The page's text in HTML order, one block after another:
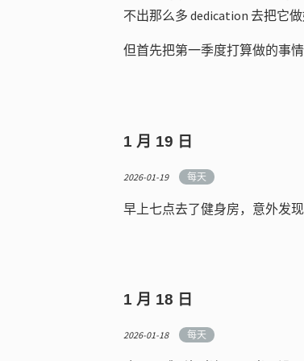
不出那么多 dedication 去把它
但首先把第一季度打算做的事情
1 月 19 日
2026-01-19 每天
早上七点去了健身房，意外发现
1 月 18 日
2026-01-18 每天